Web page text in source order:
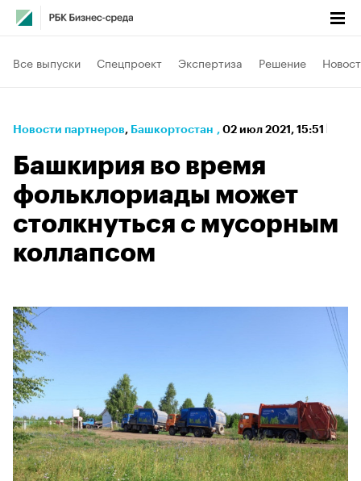
Все выпуски Спецпроект Экспертиза Решение
Новости партнеров⁠, Башкортостан , 02 июл 2021, 15:51
Башкирия во время
фольклориады может
столкнуться с мусорным
коллапсом